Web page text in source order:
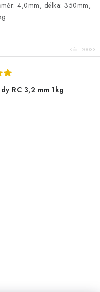
4,0mm, délka: 350mm,
Kód: 20033
RC 3,2 mm 1kg